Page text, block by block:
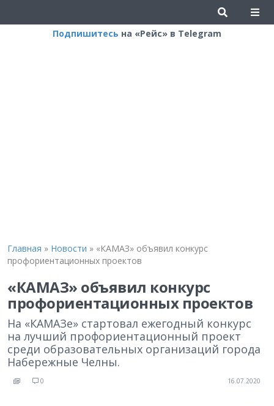
Подпишитесь на «Рейс» в Telegram
Главная » Новости » «КАМАЗ» объявил конкурс
профориентационных проектов
«КАМАЗ» объявил конкурс
профориентационных проектов
На «КАМАЗе» стартовал ежегодный конкурс
на лучший профориентационный проект
среди образовательных организаций города
Набережные Челны.
0 16.07.2020